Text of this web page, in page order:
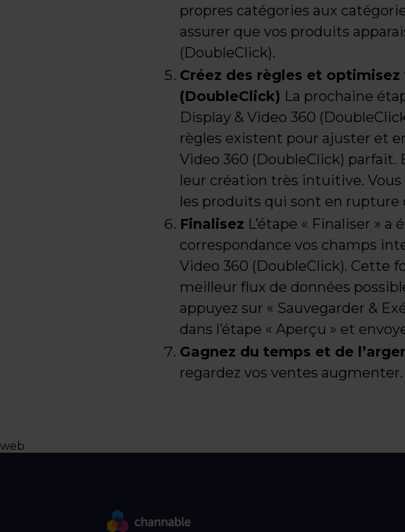
propres catégories aux
assurer que vos produits
(DoubleClick).
Créez des règles et
(DoubleClick) La prochaine
Display & Video 360
règles existent pour ajuster et
Video 360 (DoubleClick) parfait.
leur création très intuitive.
les produits qui sont en rupture
Finalisez L’étape « Finaliser »
correspondance vos champs
Video 360 (DoubleClick). Cette
meilleur flux de données
appuyez sur « Sauvegarder &
dans l’étape « Aperçu » et
Gagnez du temps et de
regardez vos ventes augmenter.
web